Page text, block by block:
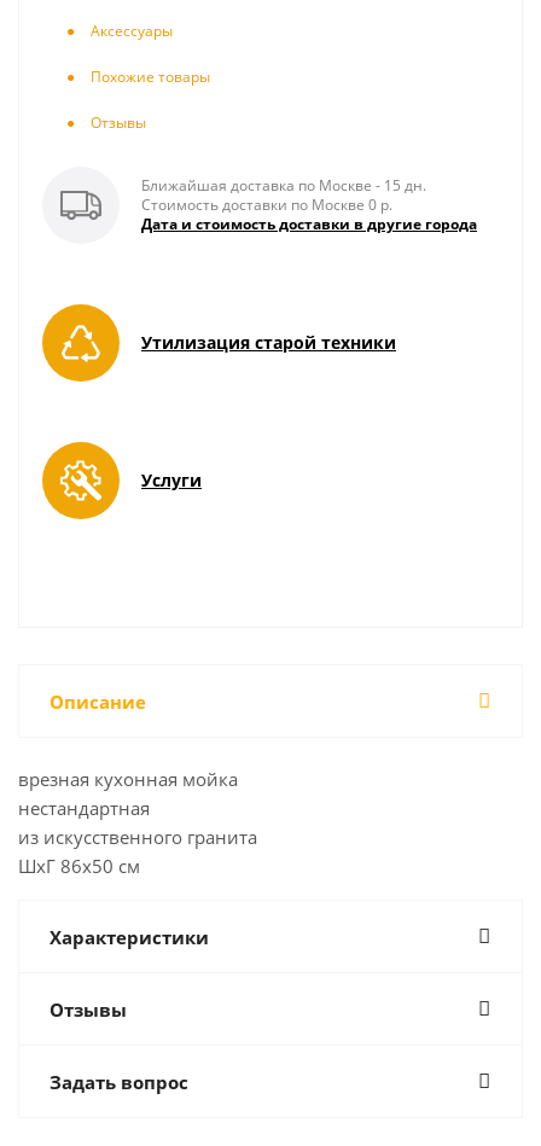
Аксесcуары
Похожие товары
Отзывы
Ближайшая доставка по Москве - 15 дн.
Стоимость доставки по Москве 0 р.
Дата и стоимость доставки в другие города
Утилизация старой техники
Услуги
Описание
врезная кухонная мойка
нестандартная
из искусственного гранита
ШхГ 86х50 см
Характеристики
Отзывы
Задать вопрос